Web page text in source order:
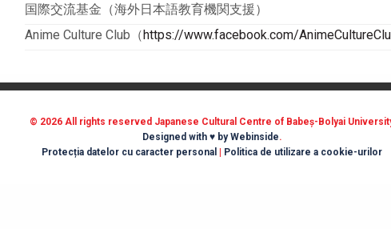
国際交流基金（海外日本語教育機関支援）
Anime Culture Club（https://www.facebook.com/
© 2026 All rights reserved Japanese Cultural Centre of Babeș-Bolyai
Designed with ♥ by Webinside.
Protecția datelor cu caracter personal | Politica de utilizare a cookie-urilor